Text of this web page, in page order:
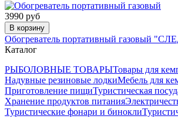
3990 руб
В корзину
Обогреватель портативный газовый
Каталог
РЫБОЛОВНЫЕ ТОВАРЫТовары для
Надувные резиновые лодкиМебель для
Приготовление пищиТуристическая
Хранение продуктов питания
Туристические фонари и бинокли